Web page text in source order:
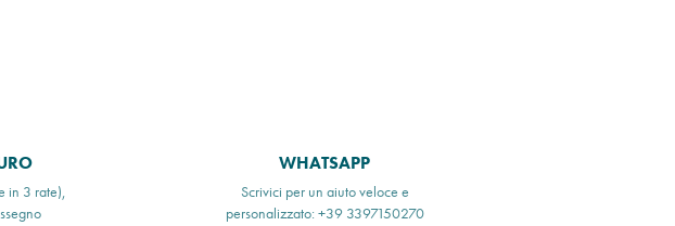
in 3 rate),
WHATSAPP
Scrivici per un aiuto veloce e
personalizzato: +39 3397150270